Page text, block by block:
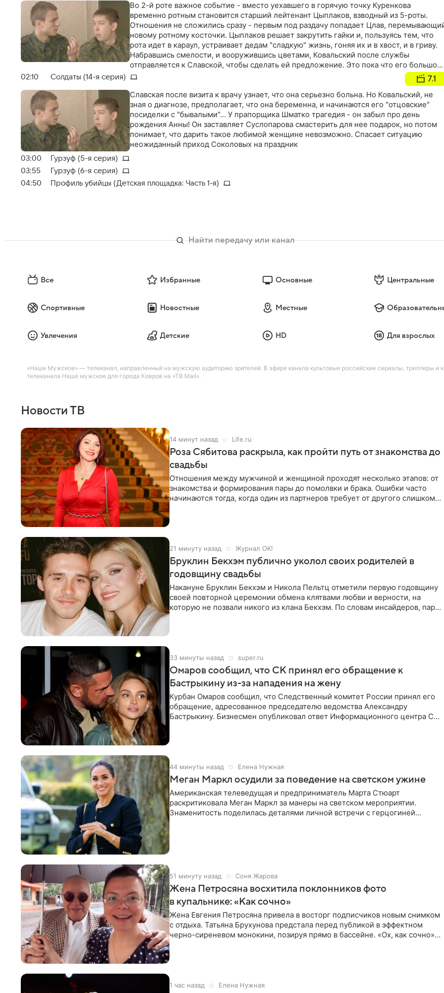
Во 2-й роте важное событие - вместо уехавшего в горячую точку Куренкова
временно ротным становится старший лейтенант Цыплаков, взводный из 5-роты.
Отношения не сложились сразу - первым под раздачу попадает Цлав,
новому ротному косточки. Цыплаков решает закрутить гайки и, пользуясь тем, что
рота идет в караул, устраивает дедам "сладкую" жизнь, гоняя их и в хвост, и в гриву.
Набравшись смелости, и вооружившись цветами, Ковальский после службы
отправляется к Славской, чтобы сделать ей предложение. Это пока что его большой
секрет. Но не тут то было! На следующий день с предстоящим бракосочетанием
Ковальского не поздравит только ленивый. А чему тут удивляться - ведь накануне
при полном параде засек Шматко. А нашего прапорщика не введет заблуждение
никакая конспирация! Данилычу не до пустяков. У него на складе поселилось
привидение…
02:10 Солдаты (14-я серия) 7.1
Славская после визита к врачу узнает, что она серьезно больна. Но Ковальский, не
зная о диагнозе, предполагает, что она беременна, и начинаются его "отцовские"
посиделки с "бывалыми"… У прапорщика Шматко трагедия - он забыл про день
рождения Анны! Он заставляет Суслопарова смастерить для нее подарок, но потом
понимает, что дарить такое любимой женщине невозможно. Спасает ситуацию
неожиданный приход Соколовых на праздник
03:00
Гурзуф (5-я серия)
03:55
Гурзуф (6-я серия)
04:50
Профиль убийцы (Детская площадка: Часть 1-я)
Все Избранные Основные Центральные
Спортивные Новостные Местные
Увлечения Детские HD Для взрослых
«Наше Мужское» — телеканал, направленный на мужскую аудиторию зрителей. В эфире канала культовые российские сериалы, триллеры
телеканала Наше мужское для города Ковров на «ТВ Mail».
Новости ТВ
14 минут назад Life.ru
Роза Сябитова раскрыла, как пройти путь от знакомства до
свадьбы
Отношения между мужчиной и женщиной проходят несколько этапов: от
знакомства и формирования пары до помолвки и брака. Ошибки часто
начинаются тогда, когда один из партнеров требует от другого слишком
21 минуту назад Журнал OK!
Бруклин Бекхэм публично уколол своих родителей в
годовщину свадьбы
Накануне Бруклин Бекхэм и Никола Пельтц отметили первую годовщину
своей повторной церемонии обмена клятвами любви и верности, на
которую не позвали никого из клана Бекхэм. По словам инсайдеров, пара
33 минуты назад super.ru
Омаров сообщил, что СК принял его обращение к
Бастрыкину из-за нападения на жену
Курбан Омаров сообщил, что Следственный комитет России принял его
обращение, адресованное председателю ведомства Александру
Бастрыкину. Бизнесмен опубликовал ответ Информационного центра СК
44 минуты назад Елена Нужная
Меган Маркл осудили за поведение на светском ужине
Американская телеведущая и предприниматель Марта Стюарт
раскритиковала Меган Маркл за манеры на светском мероприятии.
Знаменитость поделилась деталями личной встречи с герцогиней
51 минуту назад Соня Жарова
Жена Петросяна восхитила поклонников фото
в купальнике: «Как сочно»
Жена Евгения Петросяна привела в восторг подписчиков новым снимком
с отдыха. Татьяна Брухунова предстала перед публикой в эффектном
черно-сиреневом монокини, позируя прямо в бассейне. «Ох, как сочно»,
1 час назад Елена Нужная